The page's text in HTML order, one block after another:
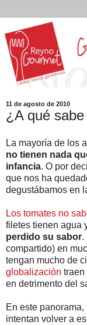
11 de agosto de 2010
¿A qué
La mayoría de los
no tienen nada
infancia. O por
que nos ha
degustábamos en
Los tomates no
filetes tienen agua
perdido su sabor.
compartido) en
tengan mucho de
globalización traen
en detrimento del
En este
intentan volver a